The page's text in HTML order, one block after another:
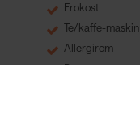
Frokost
Te/kaffe-maskin
Allergirom
By